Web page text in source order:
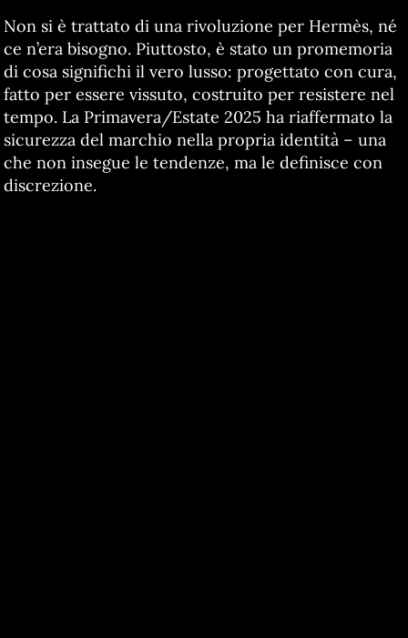
Non si è trattato di una rivoluzione per Hermès, né
ce n’era bisogno. Piuttosto, è stato un promemoria
di cosa significhi il vero lusso: progettato con cura,
fatto per essere vissuto, costruito per resistere nel
tempo. La Primavera/Estate 2025 ha riaffermato la
sicurezza del marchio nella propria identità – una
che non insegue le tendenze, ma le definisce con
discrezione.